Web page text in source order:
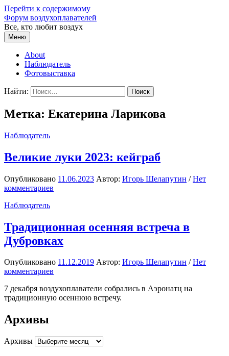
Перейти к содержимому
Форум воздухоплавателей
Все, кто любит воздух
Меню
About
Наблюдатель
Фотовыставка
Найти:
Метка: Екатерина Ларикова
Наблюдатель
Великие луки 2023: кейграб
Опубликовано 11.06.2023 Автор: Игорь Шелапутин /Нет
комментариев
Наблюдатель
Традиционная осенняя встреча в
Дубровках
Опубликовано 11.12.2019 Автор: Игорь Шелапутин /Нет
комментариев
7 декабря воздухоплаватели собрались в Аэронатц на
традиционную осеннюю встречу.
Архивы
Архивы